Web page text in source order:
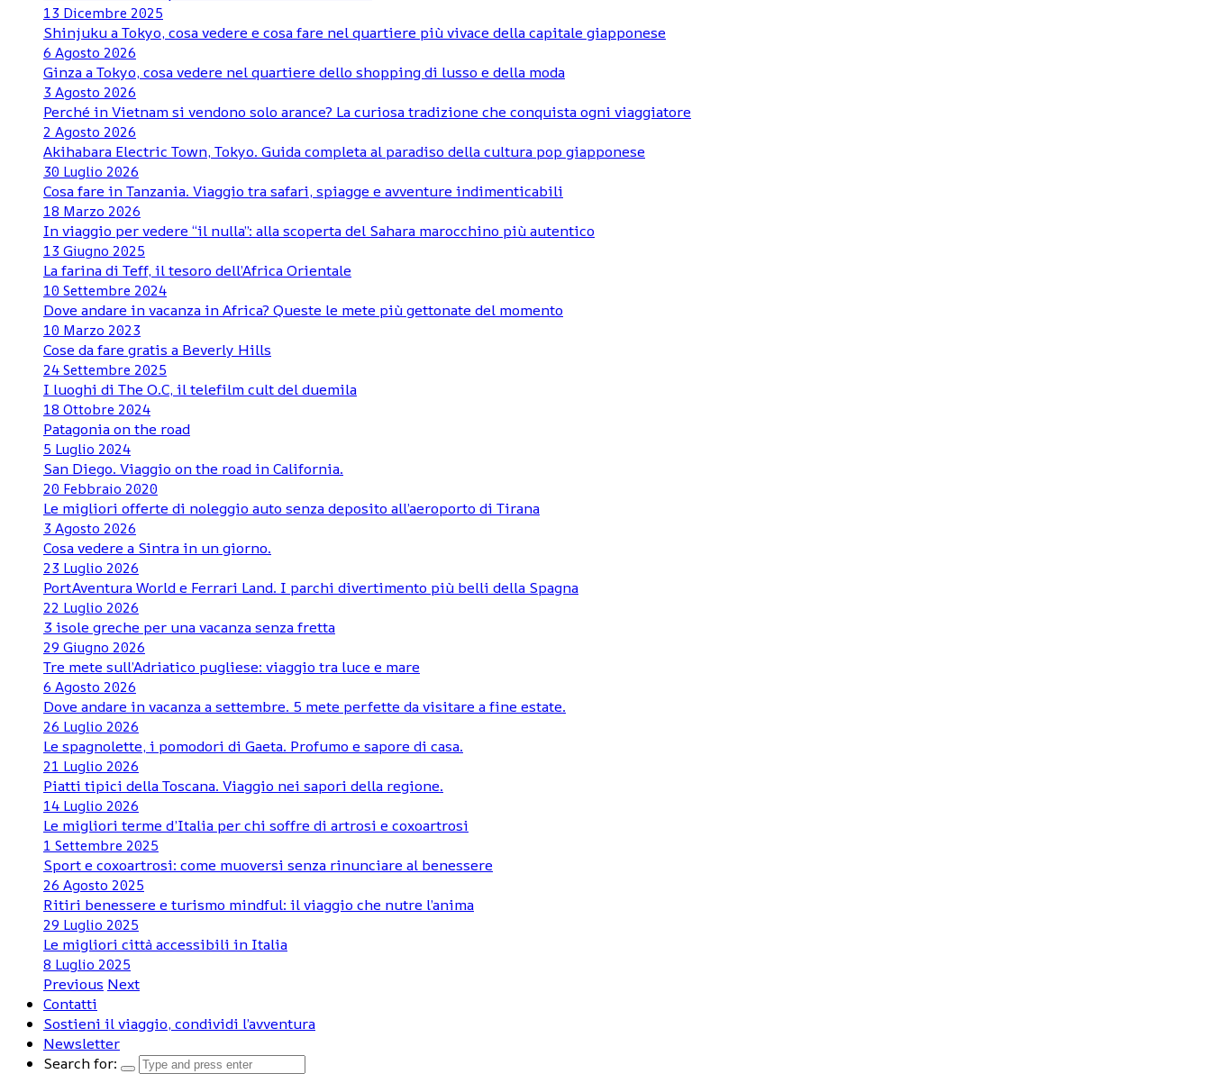
13 Dicembre 2025
Shinjuku a Tokyo, cosa vedere e cosa fare nel quartiere più vivace della capitale giapponese
6 Agosto 2026
Ginza a Tokyo, cosa vedere nel quartiere dello shopping di lusso e della moda
3 Agosto 2026
Perché in Vietnam si vendono solo arance? La curiosa tradizione che conquista ogni viaggiatore
2 Agosto 2026
Akihabara Electric Town, Tokyo. Guida completa al paradiso della cultura pop giapponese
30 Luglio 2026
Cosa fare in Tanzania. Viaggio tra safari, spiagge e avventure indimenticabili
18 Marzo 2026
In viaggio per vedere “il nulla”: alla scoperta del Sahara marocchino più autentico
13 Giugno 2025
La farina di Teff, il tesoro dell’Africa Orientale
10 Settembre 2024
Dove andare in vacanza in Africa? Queste le mete più gettonate del momento
10 Marzo 2023
Cose da fare gratis a Beverly Hills
24 Settembre 2025
I luoghi di The O.C, il telefilm cult del duemila
18 Ottobre 2024
Patagonia on the road
5 Luglio 2024
San Diego. Viaggio on the road in California.
20 Febbraio 2020
Le migliori offerte di noleggio auto senza deposito all’aeroporto di Tirana
3 Agosto 2026
Cosa vedere a Sintra in un giorno.
23 Luglio 2026
PortAventura World e Ferrari Land. I parchi divertimento più belli della Spagna
22 Luglio 2026
3 isole greche per una vacanza senza fretta
29 Giugno 2026
Tre mete sull’Adriatico pugliese: viaggio tra luce e mare
6 Agosto 2026
Dove andare in vacanza a settembre. 5 mete perfette da visitare a fine estate.
26 Luglio 2026
Le spagnolette, i pomodori di Gaeta. Profumo e sapore di casa.
21 Luglio 2026
Piatti tipici della Toscana. Viaggio nei sapori della regione.
14 Luglio 2026
Le migliori terme d’Italia per chi soffre di artrosi e coxoartrosi
1 Settembre 2025
Sport e coxoartrosi: come muoversi senza rinunciare al benessere
26 Agosto 2025
Ritiri benessere e turismo mindful: il viaggio che nutre l’anima
29 Luglio 2025
Le migliori città accessibili in Italia
8 Luglio 2025
Previous Next
Contatti
Sostieni il viaggio, condividi l’avventura
Newsletter
Search for: